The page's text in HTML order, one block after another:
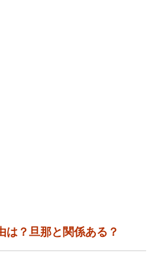
？旦那と関係ある？